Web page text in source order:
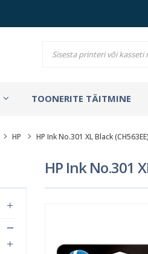
TOONERITE TÄITMINE
HP HP Ink No.301 XL Black (CH563EE)
HP Ink No.301